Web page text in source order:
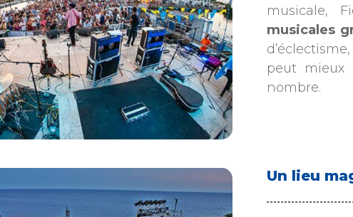
musicale,
musicales
peut mieux
nombre.
Un lieu